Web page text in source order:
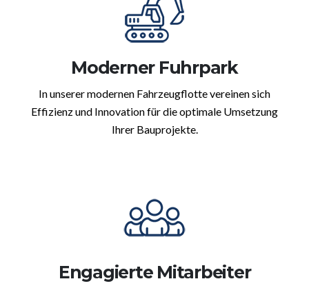
Moderner Fuhrpark
In unserer modernen Fahrzeugflotte vereinen sich
Effizienz und Innovation für die optimale Umsetzung
Ihrer Bauprojekte.
Engagierte Mitarbeiter